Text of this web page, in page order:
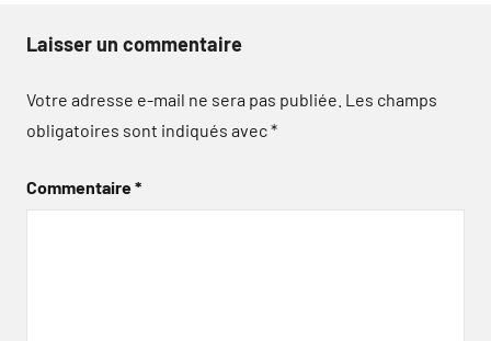
Laisser un commentaire
Votre adresse e-mail ne sera pas publiée. Les champs
obligatoires sont indiqués avec*
Commentaire*